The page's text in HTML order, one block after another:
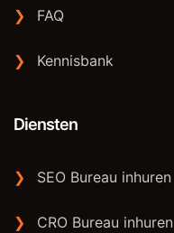
❯ FAQ
❯ Kennisbank
Diensten
❯ SEO Bureau inhuren
❯ CRO Bureau inhuren